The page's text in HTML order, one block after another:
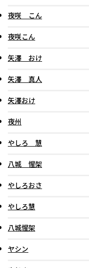
夜咲 こん
夜咲こん
矢澤 おけ
矢澤 真人
矢澤おけ
夜州
やしろ 慧
八城 惺架
やしろおさ
やしろ慧
八城惺架
ヤシン